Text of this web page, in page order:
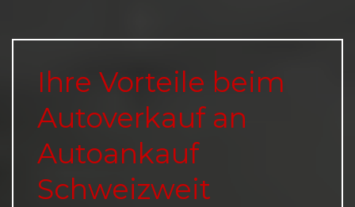
Ihre Vorteile beim
Autoverkauf an
Autoankauf
Schweizweit